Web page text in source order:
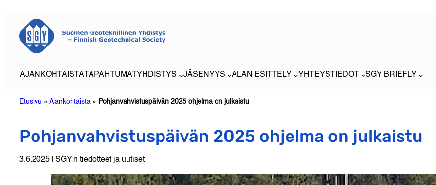
sisältöön
AJANKOHTAISTA TAPAHTUMAT YHDISTYS JÄSENYYS ALAN ESITTELY YHTEYSTIEDOT SGY BRIEFLY
Etusivu » Ajankohtaista » Pohjanvahvistuspäivän 2025 ohjelma on julkaistu
Pohjanvahvistuspäivän 2025 ohjelma on julkaistu
3.6.2025 | SGY:n tiedotteet ja uutiset